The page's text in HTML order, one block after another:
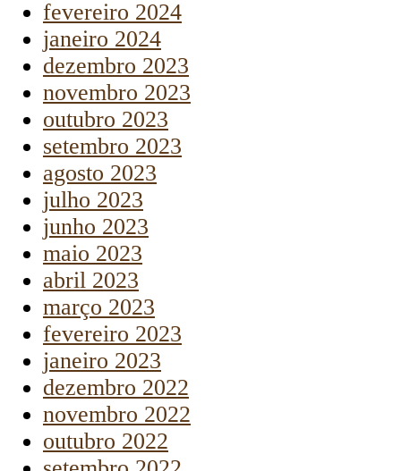
fevereiro 2024
janeiro 2024
dezembro 2023
novembro 2023
outubro 2023
setembro 2023
agosto 2023
julho 2023
junho 2023
maio 2023
abril 2023
março 2023
fevereiro 2023
janeiro 2023
dezembro 2022
novembro 2022
outubro 2022